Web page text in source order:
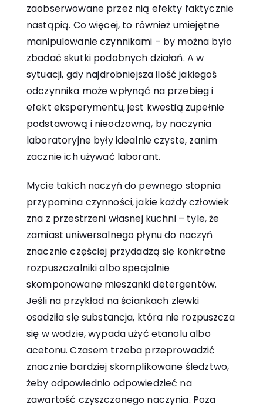
zaobserwowane przez nią efekty faktycznie
nastąpią. Co więcej, to również umiejętne
manipulowanie czynnikami – by można było
zbadać skutki podobnych działań. A w
sytuacji, gdy najdrobniejsza ilość jakiegoś
odczynnika może wpłynąć na przebieg i
efekt eksperymentu, jest kwestią zupełnie
podstawową i nieodzowną, by naczynia
laboratoryjne były idealnie czyste, zanim
zacznie ich używać laborant.
Mycie takich naczyń do pewnego stopnia
przypomina czynności, jakie każdy człowiek
zna z przestrzeni własnej kuchni – tyle, że
zamiast uniwersalnego płynu do naczyń
znacznie częściej przydadzą się konkretne
rozpuszczalniki albo specjalnie
skomponowane mieszanki detergentów.
Jeśli na przykład na ściankach zlewki
osadziła się substancja, która nie rozpuszcza
się w wodzie, wypada użyć etanolu albo
acetonu. Czasem trzeba przeprowadzić
znacznie bardziej skomplikowane śledztwo,
żeby odpowiednio odpowiedzieć na
zawartość czyszczonego naczynia. Poza